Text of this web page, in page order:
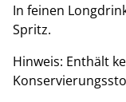
In feinen
Spritz.
Hinweis: Enthält